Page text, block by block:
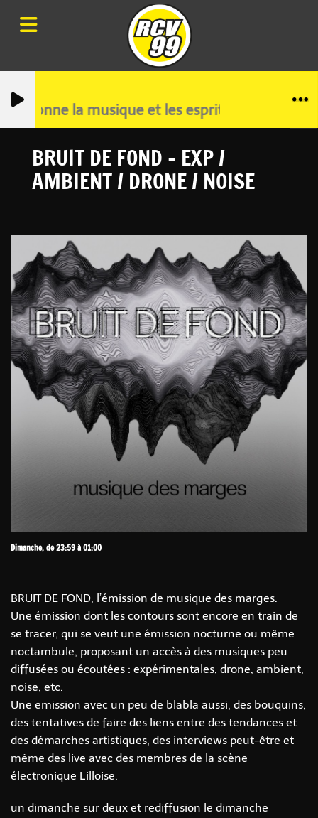
la musique et les esprits
BRUIT DE FOND - EXP /
AMBIENT / DRONE / NOISE
Dimanche, de 23:59 à 01:00
BRUIT DE FOND, l’émission de musique des marges.
Une émission dont les contours sont encore en train de
se tracer, qui se veut une émission nocturne ou même
noctambule, proposant un accès à des musiques peu
diffusées ou écoutées : expérimentales, drone, ambient,
noise, etc.
Une emission avec un peu de blabla aussi, des bouquins,
des tentatives de faire des liens entre des tendances et
des démarches artistiques, des interviews peut-être et
même des live avec des membres de la scène
électronique Lilloise.
un dimanche sur deux et rediffusion le dimanche